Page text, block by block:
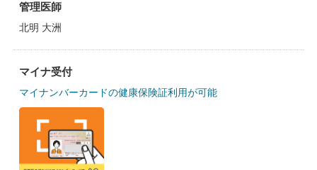
管理医師
北明 大洲
マイナ受付
マイナンバーカードの健康保険証利用が可能